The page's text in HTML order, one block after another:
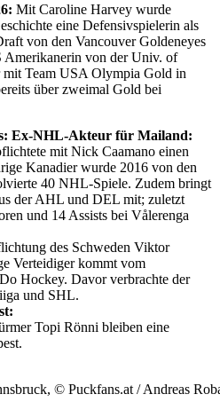
Mit Caroline Harvey wurde
eine Defensivspielerin als
von den Vancouver Goldeneyes
Amerikanerin von der Univ. of
Team USA Olympia Gold in
über zweimal Gold bei
Ex-NHL-Akteur für Mailand:
mit Nick Caamano einen
Kanadier wurde 2016 von den
40 NHL-Spiele. Zudem bringt
der AHL und DEL mit; zuletzt
und 14 Assists bei Vålerenga
des Schweden Viktor
Verteidiger kommt vom
Hockey. Davor verbrachte der
und SHL.
Topi Rönni bleiben eine
© Puckfans.at / Andreas